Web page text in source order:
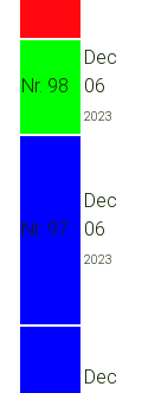
Nr. 98
Dec
06
2023
Nr. 97
Dec
06
2023
Dec